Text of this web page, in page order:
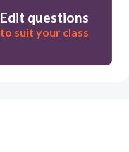
Edit questions
to suit your class